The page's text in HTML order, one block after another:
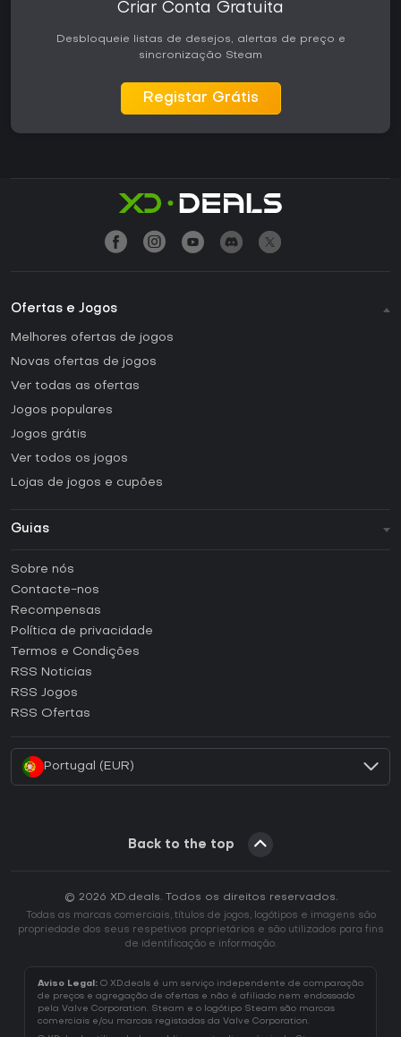
Criar Conta Gratuita
Desbloqueie listas de desejos, alertas de preço e
sincronização Steam
Registar Grátis
Ofertas e Jogos
Melhores ofertas de jogos
Novas ofertas de jogos
Ver todas as ofertas
Jogos populares
Jogos grátis
Ver todos os jogos
Lojas de jogos e cupões
Guias
Como ativar uma CD Key Steam?
Como ativar uma CD Key Epic Games?
Como ativar uma CD Key GOG?
Como ativar uma CD Key Ubisoft Connect?
Sobre nós
Contacte-nos
Recompensas
Política de privacidade
Termos e Condições
RSS Noticias
RSS Jogos
RSS Ofertas
Portugal (EUR)
Back to the top
© 2026 XD.deals. Todos os direitos reservados.
Todas as marcas comerciais, títulos de jogos, logótipos e imagens são
propriedade dos seus respetivos proprietários e são utilizados para fins
de identificação e informação.
Aviso Legal: O XD.deals é um serviço independente de comparação
de preços e agregação de ofertas e não é afiliado nem endossado
pela Valve Corporation. Steam e o logótipo Steam são marcas
comerciais e/ou marcas registadas da Valve Corporation.